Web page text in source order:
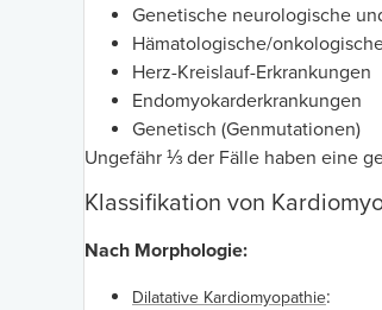
Genetische neurologische
Hämatologische/
Herz-Kreislauf-Erkrankungen
Endomyokarderkrankungen
Genetisch (Genmutationen)
Ungefähr ⅓ der Fälle haben eine
Klassifikation von
Nach Morphologie:
Dilatative Kardiomyopathie: